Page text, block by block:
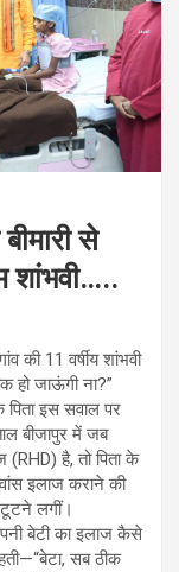
से
शांभवी…..
की 11 वर्षीय शांभवी
हो जाऊंगी ना?”
इस सवाल पर
बीजापुर में जब
(RHD) है, तो पिता के
इलाज कराने की
टूटने लगीं।
बेटी का इलाज कैसे
सब ठीक